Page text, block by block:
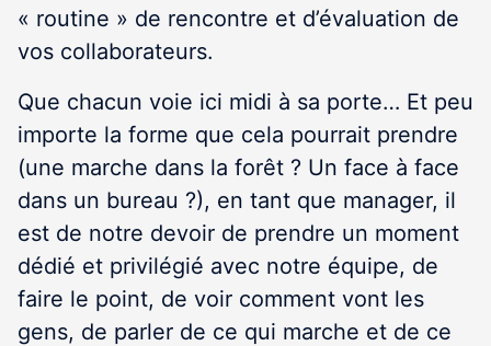
« routine » de rencontre et d’évaluation de
vos collaborateurs.
Que chacun voie ici midi à sa porte… Et peu
importe la forme que cela pourrait prendre
(une marche dans la forêt ? Un face à face
dans un bureau ?), en tant que manager, il
est de notre devoir de prendre un moment
dédié et privilégié avec notre équipe, de
faire le point, de voir comment vont les
gens, de parler de ce qui marche et de ce